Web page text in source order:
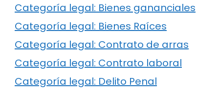
Categoría legal: Bienes gananciales
Categoría legal: Bienes Raíces
Categoría legal: Contrato de arras
Categoría legal: Contrato laboral
Categoría legal: Delito Penal